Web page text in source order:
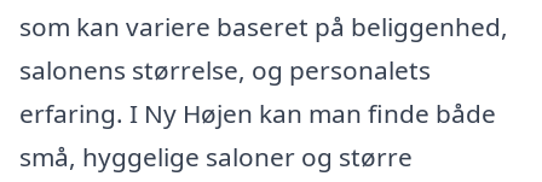
som kan variere baseret på beliggenhed,
salonens størrelse, og personalets
erfaring. I Ny Højen kan man finde både
små, hyggelige saloner og større